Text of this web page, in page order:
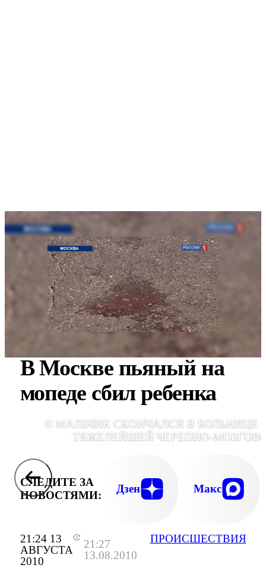
21:24 13
АВГУСТА
2010
21:27
13.08.2010
ПРОИСШЕСТВИЯ
В Москве пьяный на
мопеде сбил ребенка
© МАЛЬЧИК СКОНЧАЛСЯ В БОЛЬНИЦЕ
ТЯЖЕЛЕЙШЕЙ ЧЕРЕПНО-
СЛЕДИТЕ ЗА
НОВОСТЯМИ:
Дзен Макс